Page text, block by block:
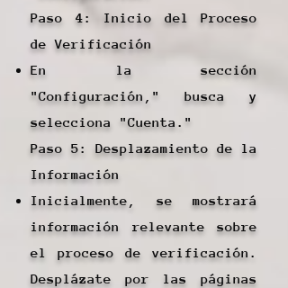
Paso 4: Inicio del Proceso
de Verificación
En la sección
"Configuración," busca y
selecciona "Cuenta."
Paso 5: Desplazamiento de la
Información
Inicialmente, se mostrará
información relevante sobre
el proceso de verificación.
Desplázate por las páginas